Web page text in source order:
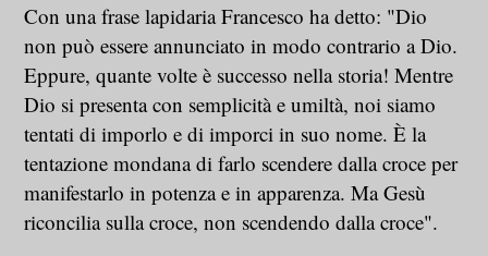
Con una frase lapidaria Francesco ha detto: "Dio
non può essere annunciato in modo contrario a Dio.
Eppure, quante volte è successo nella storia! Mentre
Dio si presenta con semplicità e umiltà, noi siamo
tentati di imporlo e di imporci in suo nome. È la
tentazione mondana di farlo scendere dalla croce per
manifestarlo in potenza e in apparenza. Ma Gesù
riconcilia sulla croce, non scendendo dalla croce".